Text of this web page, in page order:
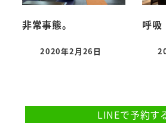
非常事態。
投稿日
2020年2月26日
呼吸
LINEで予約す